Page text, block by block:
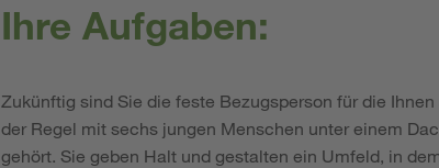
Ihre Aufgaben:
Zukünftig sind Sie die feste Bezugsperson für die
der Regel mit sechs jungen Menschen unter einem
gehört. Sie geben Halt und gestalten ein Umfeld, in